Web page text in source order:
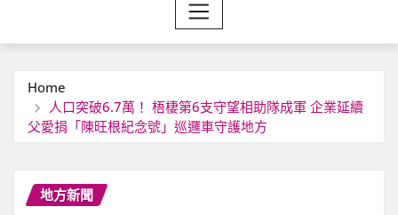
Home
人口突破6.7萬！ 梧棲第6支守望相助隊成軍 企業延續
父愛捐「陳旺根紀念號」巡邏車守護地方
地方新聞